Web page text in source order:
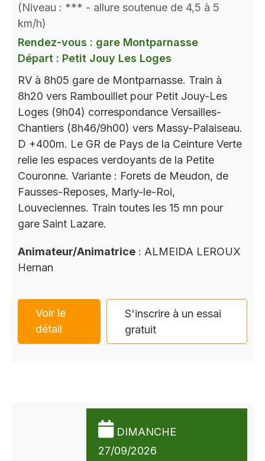
(Niveau : *** - allure soutenue de 4,5 à 5
km/h)
Rendez-vous : gare Montparnasse
Départ : Petit Jouy Les Loges
RV à 8h05 gare de Montparnasse. Train à
8h20 vers Rambouillet pour Petit Jouy-Les
Loges (9h04) correspondance Versailles-
Chantiers (8h46/9h00) vers Massy-Palaiseau.
D +400m. Le GR de Pays de la Ceinture Verte
relie les espaces verdoyants de la Petite
Couronne. Variante : Forets de Meudon, de
Fausses-Reposes, Marly-le-Roi,
Louveciennes. Train toutes les 15 mn pour
gare Saint Lazare.
Animateur/Animatrice : ALMEIDA LEROUX
Hernan
Voir le
détail
S'inscrire à un essai
gratuit
DIMANCHE
27/09/2026